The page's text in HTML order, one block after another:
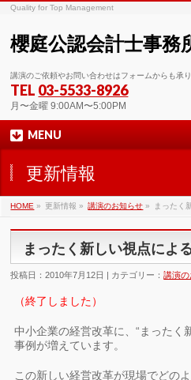
Quality for Top Management
櫻庭公認会計士事務
講演のご依頼やお問い合わせはフォームからも承
TEL 03-5533-8926
月〜金曜 9:00AM〜5:00PM
MENU
更新情報
HOME » 更新情報 » 講演のお知らせ » まったく
まったく新しい視点によ
投稿日：2010年7月12日 | カテゴリー：講演
（終了しました）
中小企業の経営改革に、“まったく
事例が増えています。
この新しい経営改革が現場でどの